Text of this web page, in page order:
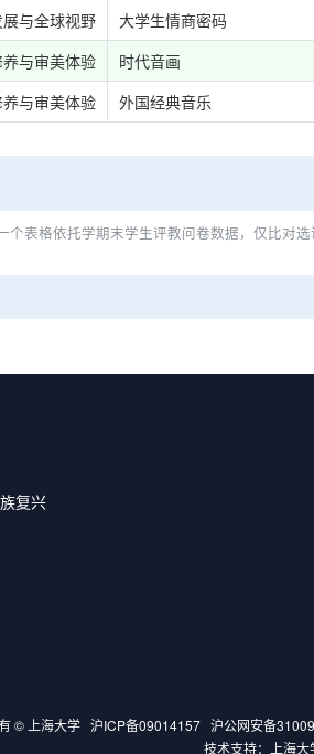
与全球视野 大学生情商密码
与审美体验 时代音画
与审美体验 外国经典音乐
个表格依托学期末学生评教问卷数据，仅比对
复兴
© 上海大学 沪ICP备09014157 沪公网安备
技术支持：
上海